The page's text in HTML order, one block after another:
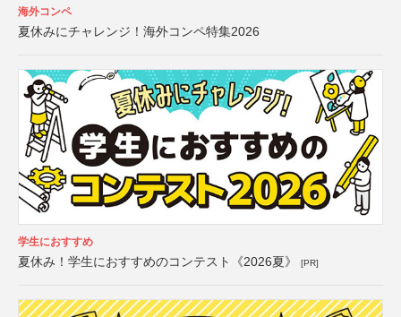
海外コンペ
夏休みにチャレンジ！海外コンペ特集2026
学生におすすめ
夏休み！学生におすすめのコンテスト《2026夏》 [PR]